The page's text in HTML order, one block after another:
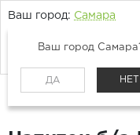
Ваш город: Самара
Ваш город
ДА НЕТ